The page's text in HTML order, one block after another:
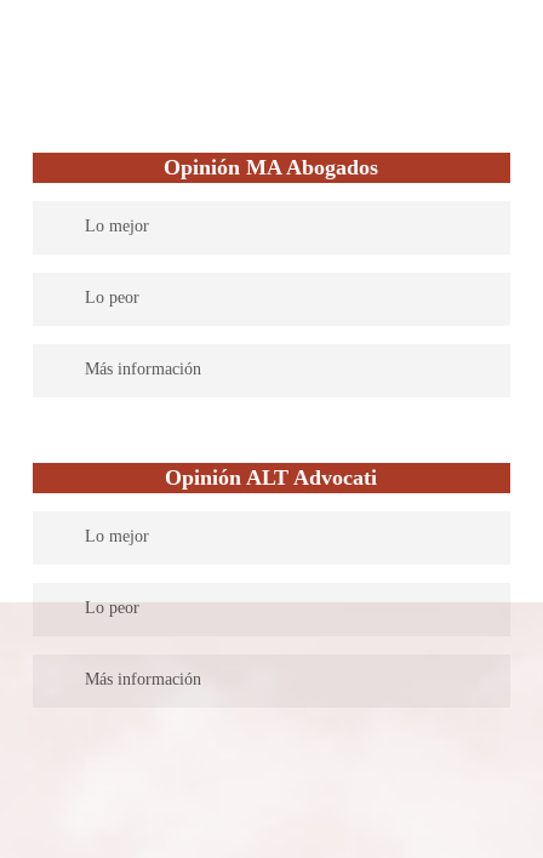
Opinión MA Abogados
Lo mejor
en las que trabaja, de esa forma son capaces de ofrecer un
Lo peor
Más información
las necesidades de cada uno y ofrecer el mejor trato para cada
Opinión ALT Advocati
Lo mejor
Lo más importante es que hacen asesorías en materia fiscal.
Lo peor
Más información